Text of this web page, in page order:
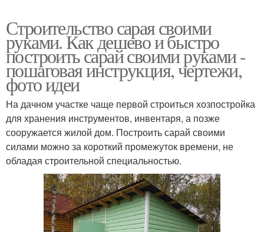
Строительство сарая своими
руками. Как дешево и быстро
построить сарай своими руками -
пошаговая инструкция, чертежи,
фото идеи
На дачном участке чаще первой строиться хозпостройка
для хранения инструментов, инвентаря, а позже
сооружается жилой дом. Построить сарай своими
силами можно за короткий промежуток времени, не
обладая строительной специальностью.